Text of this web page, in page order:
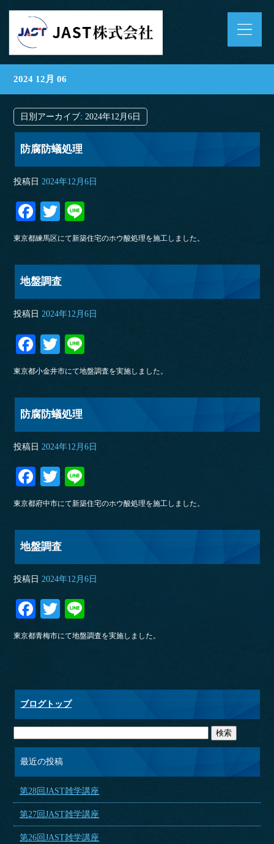
2024 12月 06
日別アーカイブ:2024年12月6日
防腐防蟻処理
投稿日 2024年12月6日
Fa
ce
ok
T
wi
r
ne
東京都練馬区にて新築住宅のホウ酸処理を施工しました。
地盤調査
投稿日 2024年12月6日
Fa
ce
ok
T
wi
r
ne
東京都小金井市にて地盤調査を実施しました。
防腐防蟻処理
投稿日 2024年12月6日
Fa
ce
ok
T
wi
r
ne
東京都府中市にて新築住宅のホウ酸処理を施工しました。
地盤調査
投稿日 2024年12月6日
Fa
ce
T
wi ne
東京都青梅市にて地盤調査を実施しました。
ブログトップ
最近の投稿
第28回JAST雑学講座
第27回JAST雑学講座
第26回JAST雑学講座